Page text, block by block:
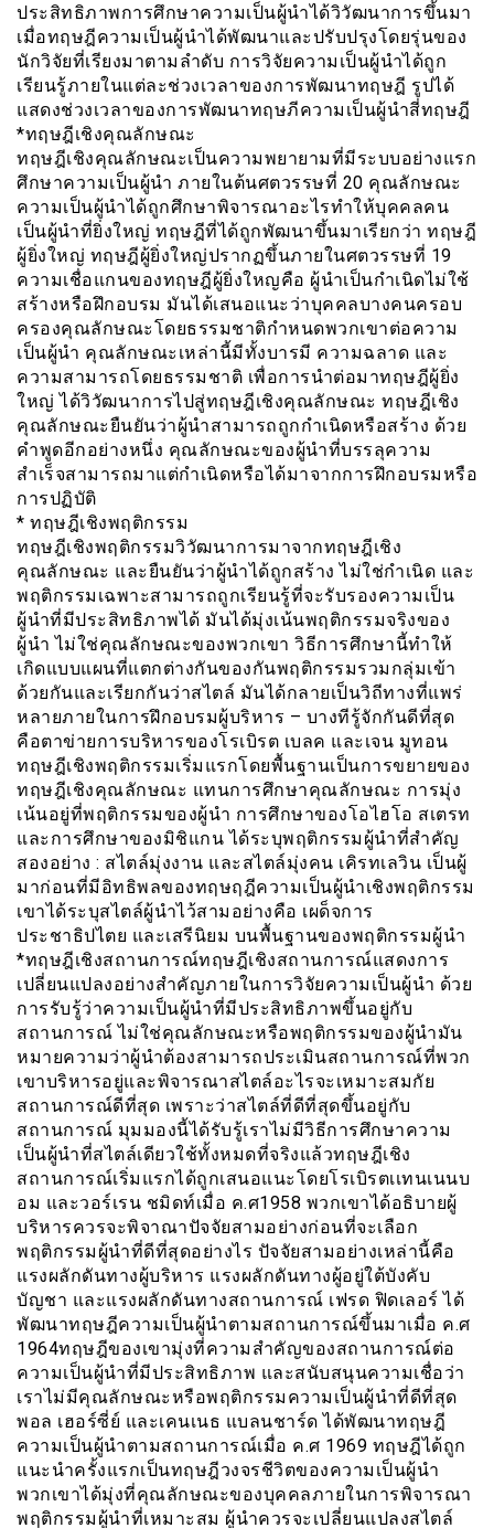
ประสิทธิภาพการศึกษาความเป็นผู้นำได้วิวัฒนาการขึ้นมา
เมื่อทฤษฎีความเป็นผู้นำได้พัฒนาและปรับปรุงโดยรุ่นของ
นักวิจัยที่เรียงมาตามลำดับ การวิจัยความเป็นผู้นำได้ถูก
เรียนรู้ภายในแต่ละช่วงเวลาของการพัฒนาทฤษฎี รูปได้
แสดงช่วงเวลาของการพัฒนาทฤษภีความเป็นผู้นำสี่ทฤษฎี
*ทฤษฎีเชิงคุณลักษณะ
ทฤษฎีเชิงคุณลักษณะเป็นความพยายามที่มีระบบอย่างแรก
ศึกษาความเป็นผู้นำ ภายในต้นศตวรรษที่ 20 คุณลักษณะ
ความเป็นผู้นำได้ถูกศึกษาพิจารณาอะไรทำให้บุคคลคน
เป็นผู้นำที่ยิ่งใหญ่ ทฤษฎีที่ได้ถูกพัฒนาขึ้นมาเรียกว่า ทฤษฎี
ผู้ยิ่งใหญ่ ทฤษฎีผู้ยิ่งใหญ่ปรากฏขึ้นภายในศตวรรษที่ 19
ความเชื่อแกนของทฤษฎีผู้ยิ่งใหญคือ ผู้นำเป็นกำเนิดไม่ใช้
สร้างหรือฝึกอบรม มันได้เสนอแนะว่าบุคคลบางคนครอบ
ครองคุณลักษณะโดยธรรมชาติกำหนดพวกเขาต่อความ
เป็นผู้นำ คุณลักษณะเหล่านี้มีทั้งบารมี ความฉลาด และ
ความสามารถโดยธรรมชาติ เพื่อการนำต่อมาทฤษฎีผู้ยิ่ง
ใหญ่ ได้วิวัฒนาการไปสู่ทฤษฎีเชิงคุณลักษณะ ทฤษฎีเชิง
คุณลักษณะยืนยันว่าผู้นำสามารถถูกกำเนิดหรือสร้าง ด้วย
คำพูดอีกอย่างหนึ่ง คุณลักษณะของผู้นำที่บรรลุความ
สำเร็จสามารถมาแต่กำเนิดหรือได้มาจากการฝึกอบรมหรือ
การปฏิบัติ
* ทฤษฎีเชิงพฤติกรรม
ทฤษฎีเชิงพฤติกรรมวิวัฒนาการมาจากทฤษฎีเชิง
คุณลักษณะ และยืนยันว่าผู้นำได้ถูกสร้าง ไม่ใช่กำเนิด และ
พฤติกรรมเฉพาะสามารถถูกเรียนรู้ที่จะรับรองความเป็น
ผู้นำที่มีประสิทธิภาพได้ มันได้มุ่งเน้นพฤติกรรมจริงของ
ผู้นำ ไม่ใช่คุณลักษณะของพวกเขา วิธีการศึกษานี้ทำให้
เกิดแบบแผนที่แตกต่างกันของกันพฤติกรรมรวมกลุ่มเข้า
ด้วยกันและเรียกกันว่าสไตล์ มันได้กลายเป็นวิถีทางที่แพร่
หลายภายในการฝึกอบรมผู้บริหาร – บางทีรู้จักกันดีที่สุด
คือตาข่ายการบริหารของโรเบิรต เบลค และเจน มูทอน
ทฤษฎีเชิงพฤติกรรมเริ่มแรกโดยพื้นฐานเป็นการขยายของ
ทฤษฎีเชิงคุณลักษณะ แทนการศึกษาคุณลักษณะ การมุ่ง
เน้นอยู่ที่พฤติกรรมของผู้นำ การศึกษาของโอไฮโอ สเตรท
และการศึกษาของมิชิแกน ได้ระบุพฤติกรรมผู้นำที่สำคัญ
สองอย่าง : สไตล์มุ่งงาน และสไตล์มุ่งคน เคิรทเลวิน เป็นผู้
มาก่อนที่มีอิทธิพลของทฤษฤฎีความเป็นผู้นำเชิงพฤติกรรม
เขาได้ระบุสไตล์ผู้นำไว้สามอย่างคือ เผด็จการ
ประชาธิปไตย และเสรีนิยม บนพื้นฐานของพฤติกรรมผู้นำ
*ทฤษฎีเชิงสถานการณ์ทฤษฎีเชิงสถานการณ์แสดงการ
เปลี่ยนแปลงอย่างสำคัญภายในการวิจัยความเป็นผู้นำ ด้วย
การรับรู้ว่าความเป็นผู้นำที่มีประสิทธิภาพขึ้นอยู่กับ
สถานการณ์ ไม่ใช่คุณลักษณะหรือพฤติกรรมของผู้นำมัน
หมายความว่าผู้นำต้องสามารถประเมินสถานการณ์ที่พวก
เขาบริหารอยู่และพิจารณาสไตล์อะไรจะเหมาะสมกัย
สถานการณ์ดีที่สุด เพราะว่าสไตล์ที่ดีที่สุดขึ้นอยู่กับ
สถานการณ์ มุมมองนี้ได้รับรู้เราไม่มีวิธีการศึกษาความ
เป็นผู้นำที่สไตล์เดียวใช้ทั้งหมดที่จริงแล้วทฤษฎีเชิง
สถานการณ์เริ่มแรกได้ถูกเสนอแนะโดยโรเบิรตเเทนเนนบ
อม และวอร์เรน ชมิดท์เมื่อ ค.ศ1958 พวกเขาได้อธิบายผู้
บริหารควรจะพิจาณาปัจจัยสามอย่างก่อนที่จะเลือก
พฤติกรรมผู้นำที่ดีที่สุดอย่างไร ปัจจัยสามอย่างเหล่านี้คือ
แรงผลักดันทางผู้บริหาร แรงผลักดันทางผู้อยู่ใต้บังคับ
บัญชา และแรงผลักดันทางสถานการณ์ เฟรด ฟิดเลอร์ ได้
พัฒนาทฤษฎีความเป็นผู้นำตามสถานการณ์ขึ้นมาเมื่อ ค.ศ
1964ทฤษฎีของเขามุ่งที่ความสำคัญของสถานการณ์ต่อ
ความเป็นผู้นำที่มีประสิทธิภาพ และสนับสนุนความเชื่อว่า
เราไม่มีคุณลักษณะหรือพฤติกรรมความเป็นผู้นำที่ดีที่สุด
พอล เฮอร์ซี่ย์ และเคนเนธ แบลนชาร์ด ได้พัฒนาทฤษฎี
ความเป็นผู้นำตามสถานการณ์เมื่อ ค.ศ 1969 ทฤษฎีได้ถูก
แนะนำครั้งแรกเป็นทฤษฎีวงจรชีวิตของความเป็นผู้นำ
พวกเขาได้มุ่งที่คุณลักษณะของบุคคลภายในการพิจารณา
พฤติกรรมผู้นำที่เหมาะสม ผู้นำควรจะเปลี่ยนแปลงสไตล์